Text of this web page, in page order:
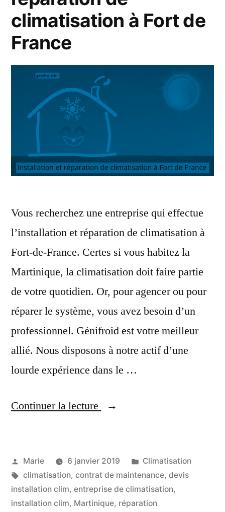
climatisation à Fort de
France
Vous recherchez une entreprise qui effectue
l’installation et réparation de climatisation à
Fort-de-France. Certes si vous habitez la
Martinique, la climatisation doit faire partie
de votre quotidien. Or, pour agencer ou pour
réparer le système, vous avez besoin d’un
professionnel. Génifroid est votre meilleur
allié. Nous disposons à notre actif d’une
lourde expérience dans le …
Continuer la lecture
« Installation
de
climatisation
à
Publié
par
Marie 6 janvier 2019
Publié
dans
Climatisation
Étiquettes :
climatisation, contrat de maintenance, devis
installation clim, entreprise de climatisation,
installation clim, Martinique, réparation